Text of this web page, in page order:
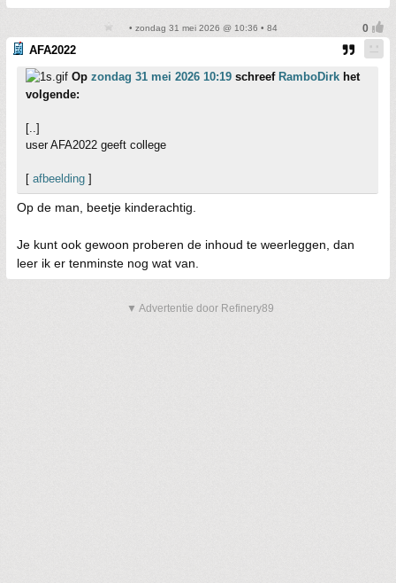
• zondag 31 mei 2026 @ 10:36 • 84
AFA2022
Op zondag 31 mei 2026 10:19 schreef RamboDirk het
volgende:
[..]
user AFA2022 geeft college
[ afbeelding ]
Op de man, beetje kinderachtig.
Je kunt ook gewoon proberen de inhoud te weerleggen, dan
leer ik er tenminste nog wat van.
▼ Advertentie door Refinery89